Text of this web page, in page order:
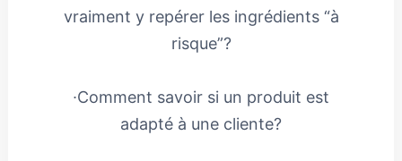
vraiment y repérer les ingrédients “à
risque”?
∙Comment savoir si un produit est
adapté à une cliente?